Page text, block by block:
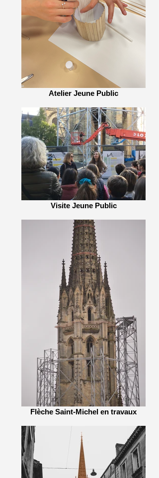
Atelier Jeune Public
Visite Jeune Public
Flèche Saint-Michel en travaux